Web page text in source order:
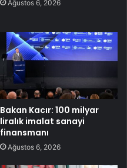
Ağustos 6, 2026
Bakan Kacır: 100 milyar
liralık imalat sanayi
finansmanı
Ağustos 6, 2026